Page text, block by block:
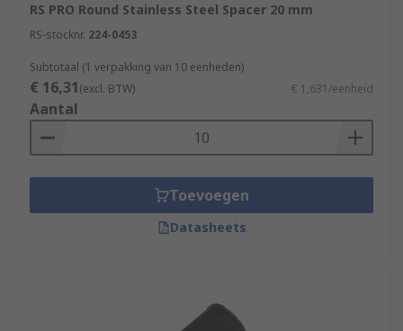
RS PRO Round Stainless Steel Spacer 20 mm
RS-stocknr. 224-0453
Subtotaal (1 verpakking van 10 eenheden)
€ 16,31(excl. BTW) € 1,631/eenheid
Aantal
Toevoegen
Datasheets